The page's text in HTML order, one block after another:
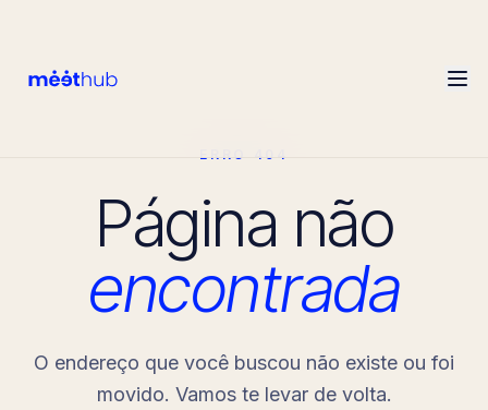
ERRO 404
Página não
encontrada
O endereço que você buscou não existe ou foi
movido. Vamos te levar de volta.